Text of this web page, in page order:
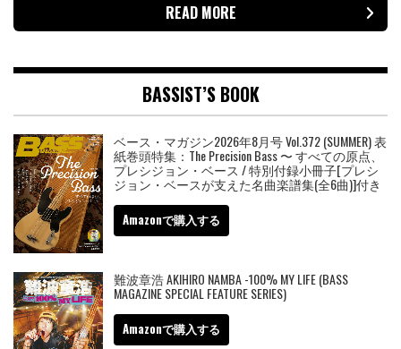
READ MORE
BASSIST’S BOOK
ベース・マガジン2026年8月号 Vol.372 (SUMMER) 表
紙巻頭特集：The Precision Bass 〜 すべての原点、
プレシジョン・ベース / 特別付録小冊子[プレシ
ジョン・ベースが支えた名曲楽譜集(全6曲)]付き
Amazonで購入する
難波章浩 AKIHIRO NAMBA -100% MY LIFE (BASS
MAGAZINE SPECIAL FEATURE SERIES)
Amazonで購入する